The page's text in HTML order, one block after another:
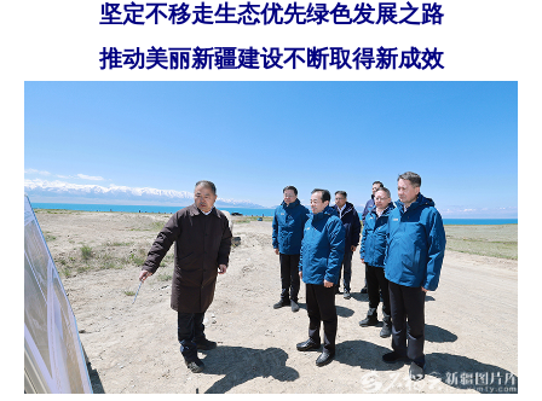
坚定不移走生态优先绿色发展之路
推动美丽新疆建设不断取得新成效